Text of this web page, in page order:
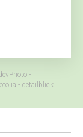
-
- detailblick